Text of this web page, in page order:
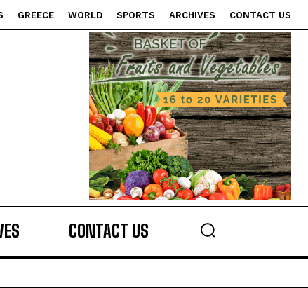
GREECE WORLD SPORTS ARCHIVES CONTACT US
CONTACT US